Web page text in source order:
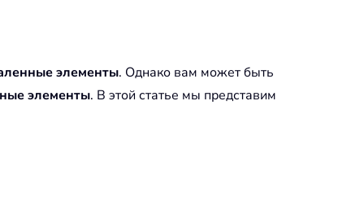
элементы. Однако вам может быть
элементы. В этой статье мы представим